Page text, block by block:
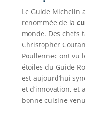
Le Guide Michelin
renommée de la
monde. Des chefs
Christopher
Poullennec ont vu
étoiles du Guide
est aujourd’hui
et d’innovation, et
bonne cuisine